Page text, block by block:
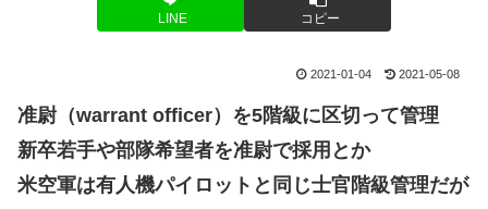
LINE コピー
2021-01-04 2021-05-08
准尉（warrant officer）を5階級に区切って管理
新卒若手や部隊希望者を准尉で採用とか
米空軍は有人機パイロットと同じ士官階級管理だが